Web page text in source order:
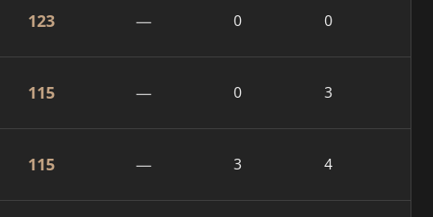
123 — 0 0
115 — 0 3
115 — 3 4